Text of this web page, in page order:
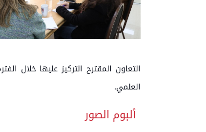
التعاون المقترح التركيز عليها خلال
العلمي.
ألبوم الصور